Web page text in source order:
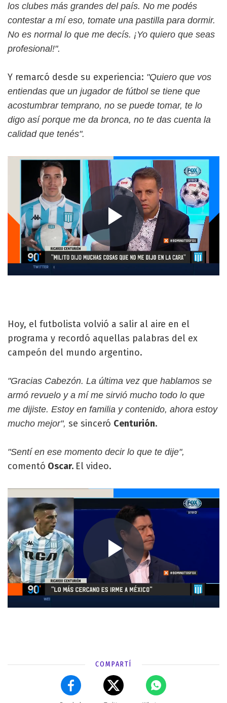
los clubes más grandes del país. No me podés
contestar a mí eso, tomate una pastilla para dormir.
No es normal lo que me decís. ¡Yo quiero que seas
profesional!".
Y remarcó desde su experiencia: "Quiero que vos
entiendas que un jugador de fútbol se tiene que
acostumbrar temprano, no se puede tomar, te lo
digo así porque me da bronca, no te das cuenta la
calidad que tenés".
Hoy, el futbolista volvió a salir al aire en el
programa y recordó aquellas palabras del ex
campeón del mundo argentino.
"Gracias Cabezón. La última vez que hablamos se
armó revuelo y a mí me sirvió mucho todo lo que
me dijiste. Estoy en familia y contenido, ahora estoy
mucho mejor", se sinceró Centurión.
"Sentí en ese momento decir lo que te dije",
comentó Oscar. El video.
COMPARTÍ